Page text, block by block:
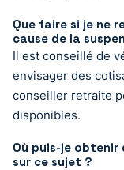
Que faire si je ne
cause de la
Il est conseillé de
envisager des
conseiller retraite
disponibles.
Où puis-je
sur ce sujet ?